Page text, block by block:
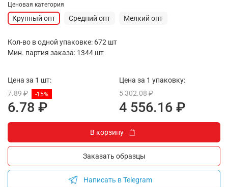
Ценовая категория
Крупный опт Средний опт Мелкий опт
Кол-во в одной упаковке: 672 шт
Мин. партия заказа: 1344 шт
Цена за 1 шт:
7.89 ₽
6.78 ₽
-15%
Цена за 1 упаковку:
5 302.08 ₽
4 556.16 ₽
В корзину
Заказать образцы
Написать в Telegram